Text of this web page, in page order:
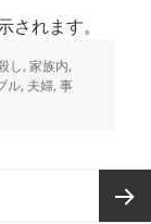
されます。
し, 家族内,
ル, 夫婦, 事